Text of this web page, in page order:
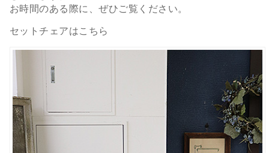
お時間のある際に、ぜひご覧ください。
セットチェアはこちら